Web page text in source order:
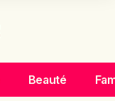
Beauté